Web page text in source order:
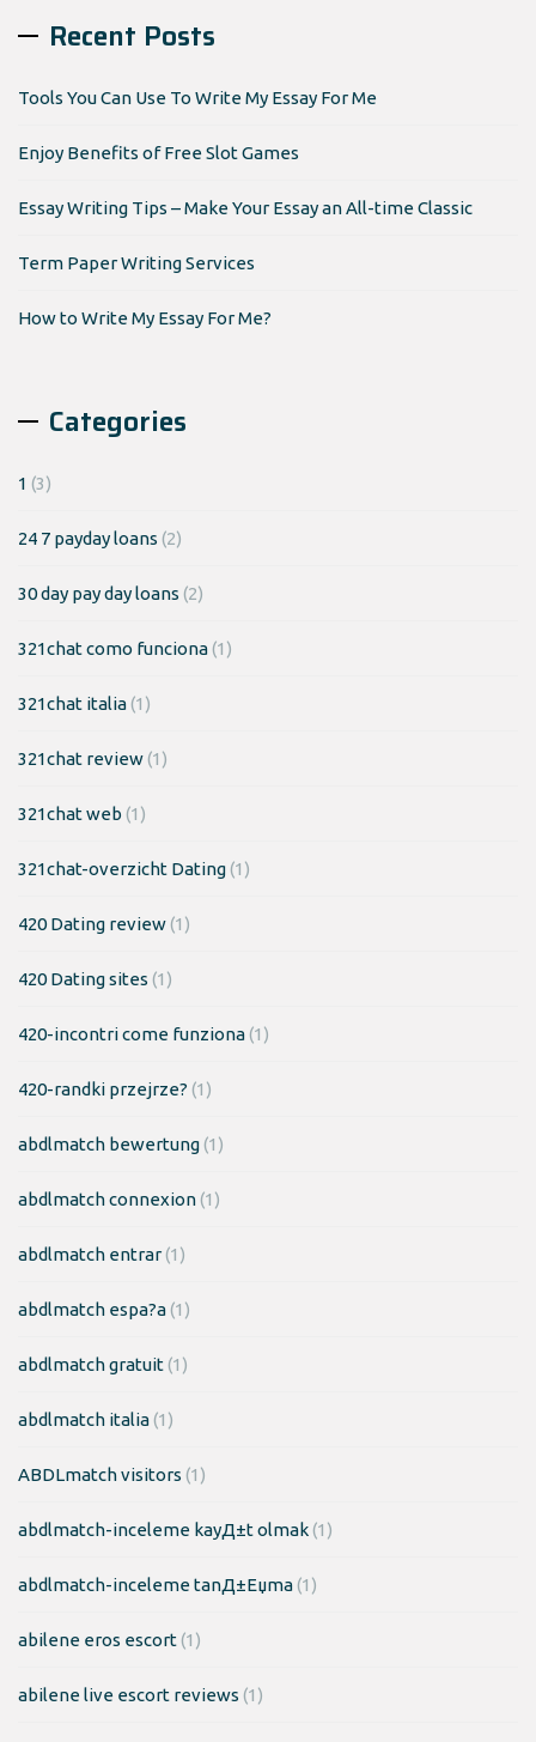
Recent Posts
Tools You Can Use To Write My Essay For Me
Enjoy Benefits of Free Slot Games
Essay Writing Tips – Make Your Essay an All-time Classic
Term Paper Writing Services
How to Write My Essay For Me?
Categories
1 (3)
24 7 payday loans (2)
30 day pay day loans (2)
321chat como funciona(1)
321chat italia(1)
321chat review(1)
321chat web (1)
321chat-overzicht Dating(1)
420 Dating review(1)
420 Dating sites (1)
420-incontri come funziona(1)
420-randki przejrze? (1)
abdlmatch bewertung(1)
abdlmatch connexion(1)
abdlmatch entrar(1)
abdlmatch espa?a(1)
abdlmatch gratuit(1)
abdlmatch italia(1)
ABDLmatch visitors (1)
abdlmatch-inceleme kayД±t olmak(1)
abdlmatch-inceleme tanД±Еџma(1)
abilene eros escort(1)
abilene live escort reviews (1)